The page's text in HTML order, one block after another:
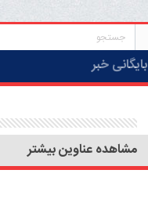
بایگانی خبر
مشاهده عناوین بیشتر